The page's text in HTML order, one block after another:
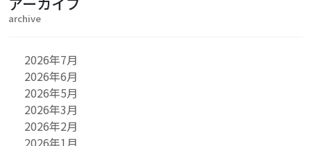
archive
2026年7月
2026年6月
2026年5月
2026年3月
2026年2月
2026年1月